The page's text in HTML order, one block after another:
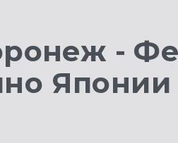
-
Японии